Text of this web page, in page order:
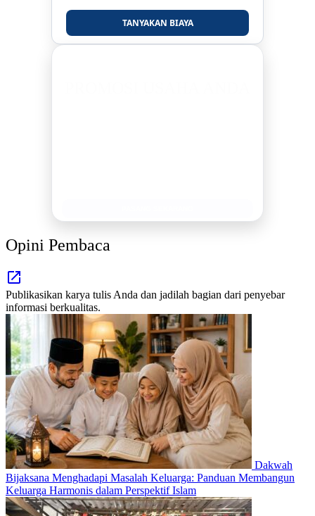
TANYAKAN BIAYA
Opini Pembaca
Publikasikan karya tulis Anda dan jadilah bagian dari penyebar
informasi berkualitas.
Dakwah
Bijaksana Menghadapi Masalah Keluarga: Panduan Membangun
Keluarga Harmonis dalam Perspektif Islam